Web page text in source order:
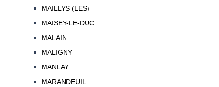
MAILLYS (LES)
MAISEY-LE-DUC
MALAIN
MALIGNY
MANLAY
MARANDEUIL